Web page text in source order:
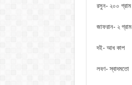
রসুন- ২০০ গ্রাম
জাফরান- ২ গ্রাম
দই- আধ কাপ
লবণ- স্বাদমতো